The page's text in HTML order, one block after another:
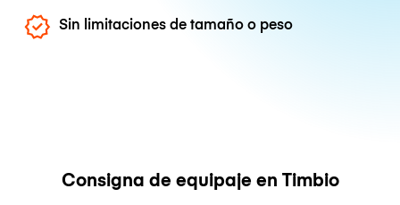
Sin limitaciones de tamaño o peso
Consigna de equipaje en Timbio